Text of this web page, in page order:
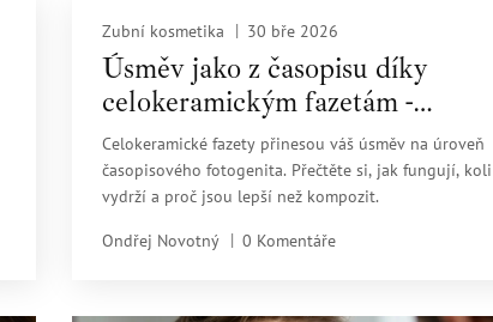
Zubní kosmetika 30 bře 2026
Úsměv jako z časopisu díky
celokeramickým fazetám -
kompletní průvodce
Celokeramické fazety přinesou váš úsměv na úroveň
časopisového fotogenita. Přečtěte si, jak fungují,
vydrží a proč jsou lepší než kompozit.
Ondřej Novotný 0 Komentáře